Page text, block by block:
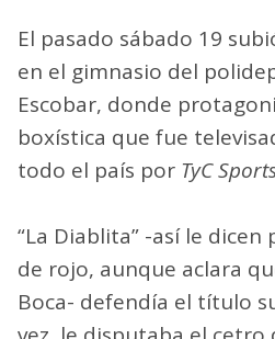
El pasado sábado 19
en el gimnasio del
Escobar, donde
boxística que fue
todo el país por TyC
“La Diablita” -así le
de rojo, aunque aclara
Boca- defendía el título